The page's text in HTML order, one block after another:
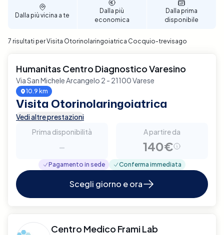
Dalla più vicina a te
Dalla più
economica
Dalla prima
disponibile
7 risultati per Visita Otorinolaringoiatrica Cocquio-trevisago
Humanitas Centro Diagnostico Varesino
Via San Michele Arcangelo 2 - 21100 Varese
10.9 km
Visita Otorinolaringoiatrica
Vedi altre prestazioni
Prima disponibilità
-
A partire da
140€
Pagamento in sede Conferma immediata
Scegli giorno e ora
Centro Medico Frami Lab